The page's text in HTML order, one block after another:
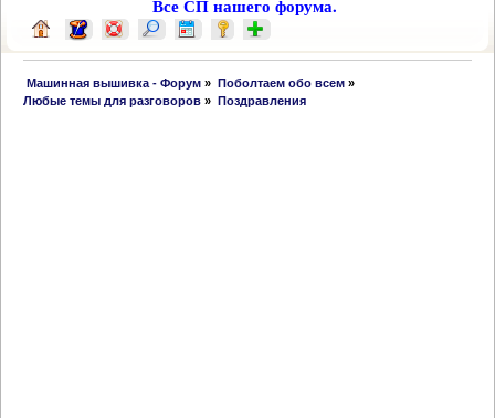
Все СП нашего форума.
Машинная вышивка - Форум » Поболтаем обо всем»
Любые темы для разговоров » Поздравления